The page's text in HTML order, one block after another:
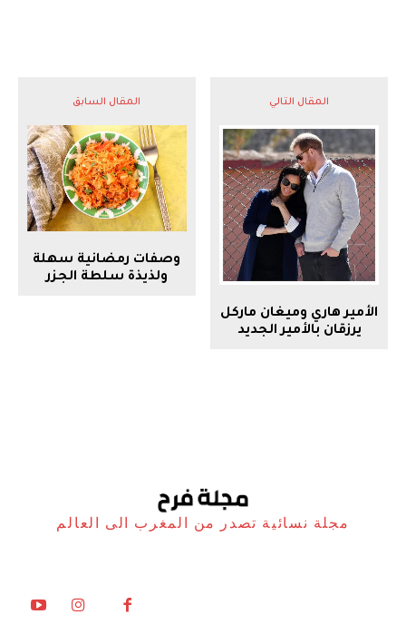
المقال السابق
وصفات رمضانية سهلة
ولذيذة سلطة الجزر
المقال التالي
الأمير هاري وميغان ماركل
يرزقان بالأمير الجديد
مجلة نسائية تصدر من المغرب الى العالم